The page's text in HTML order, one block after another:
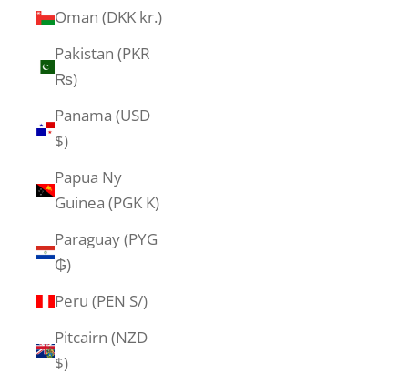
Oman (DKK kr.)
Pakistan (PKR
₨)
Panama (USD
$)
Papua Ny
Guinea (PGK K)
Paraguay (PYG
₲)
Peru (PEN S/)
Pitcairn (NZD
$)